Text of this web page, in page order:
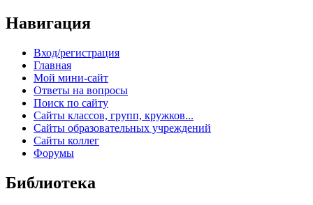
Навигация
Вход/регистрация
Главная
Мой мини-сайт
Ответы на вопросы
Поиск по сайту
Сайты классов, групп, кружков...
Сайты образовательных учреждений
Сайты коллег
Форумы
Библиотека